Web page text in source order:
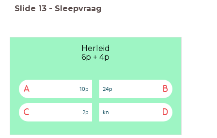
Slide 13 - Sleepvraag
Herleid
6p + 4p
A 10p B
24p
C 2p D
kn